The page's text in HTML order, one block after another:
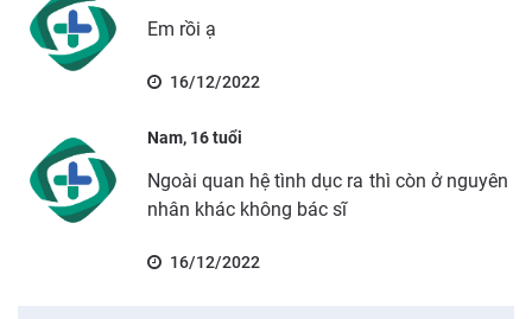
Em rồi ạ
16/12/2022
Nam, 16 tuổi
Ngoài quan hệ tình dục ra thì còn ở nguyên
nhân khác không bác sĩ
16/12/2022